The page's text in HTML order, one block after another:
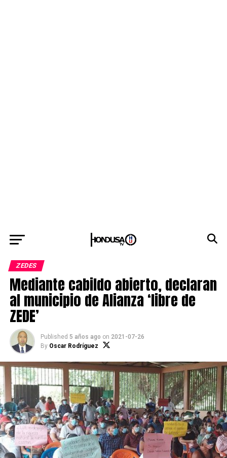
ZEDES
Mediante cabildo abierto, declaran
al municipio de Alianza ‘libre de
ZEDE’
Published 5 años ago on 2021-07-26
By Oscar Rodríguez